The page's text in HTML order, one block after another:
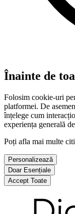
Înainte de
Folosim cookie-uri
platformei. De
înțelege cum
experiența generală
Poți afla mai multe
Personalizează
Doar Esențiale
Accept Toate